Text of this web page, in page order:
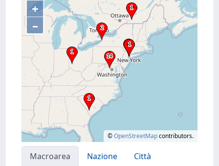
+
–
©OpenStreetMapcontributors.
Macroarea Nazione
Città